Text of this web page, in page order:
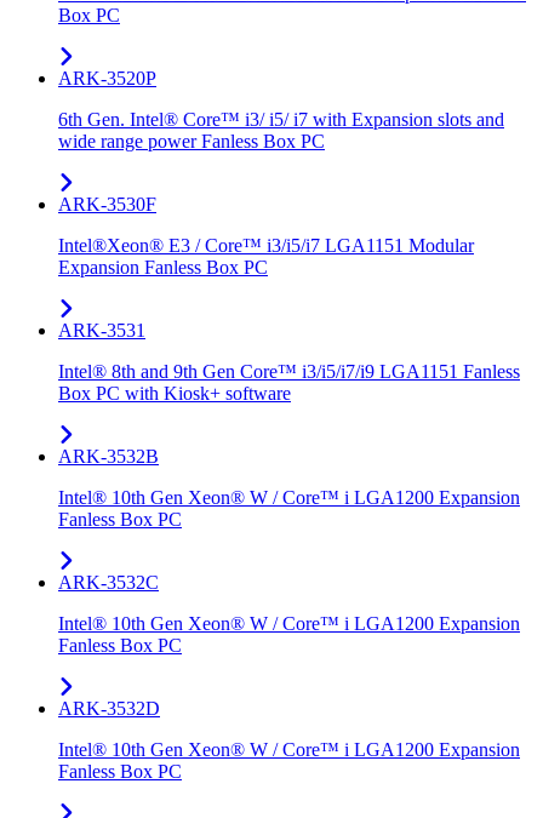
Box PC
ARK-3520P
6th Gen. Intel® Core™ i3/ i5/ i7 with Expansion slots and
wide range power Fanless Box PC
ARK-3530F
Intel®Xeon® E3 / Core™ i3/i5/i7 LGA1151 Modular
Expansion Fanless Box PC
ARK-3531
Intel® 8th and 9th Gen Core™ i3/i5/i7/i9 LGA1151 Fanless
Box PC with Kiosk+ software
ARK-3532B
Intel® 10th Gen Xeon® W / Core™ i LGA1200 Expansion
Fanless Box PC
ARK-3532C
Intel® 10th Gen Xeon® W / Core™ i LGA1200 Expansion
Fanless Box PC
ARK-3532D
Intel® 10th Gen Xeon® W / Core™ i LGA1200 Expansion
Fanless Box PC